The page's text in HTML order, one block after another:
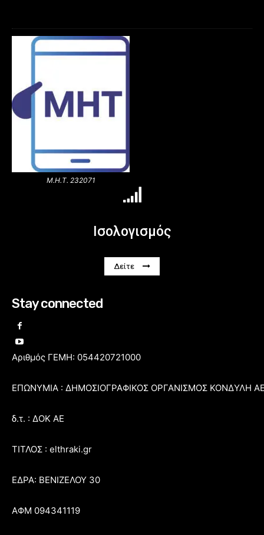
Μ.Η.Τ. 232071
Ισολογισμός
Δείτε
Stay connected
Αριθμός ΓΕΜΗ: 054420721000
ΕΠΩΝΥΜΙΑ : ΔΗΜΟΣΙΟΓΡΑΦΙΚΟΣ ΟΡΓΑΝΙΣΜΟΣ ΚΟΝΔΥΛΗ
δ.τ. : ΔΟΚ ΑΕ
ΤΙΤΛΟΣ : elthraki.gr
ΕΔΡΑ: ΒΕΝΙΖΕΛΟΥ 30
ΑΦΜ 094341119